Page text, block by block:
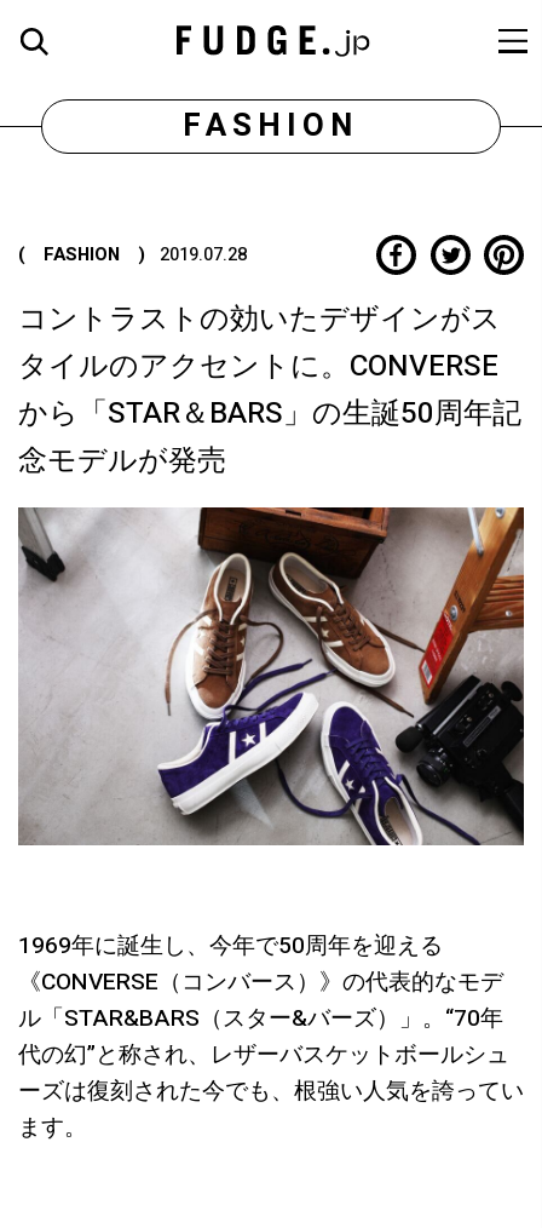
FASHION
( FASHION ) 2019.07.28
コントラストの効いたデザインがス
タイルのアクセントに。CONVERSE
から「STAR＆BARS」の生誕50周年記
念モデルが発売
1969年に誕生し、今年で50周年を迎える
《CONVERSE（コンバース）》の代表的なモデ
ル「STAR&BARS（スター&バーズ）」。“70年
代の幻”と称され、レザーバスケットボールシュ
ーズは復刻された今でも、根強い人気を誇ってい
ます。